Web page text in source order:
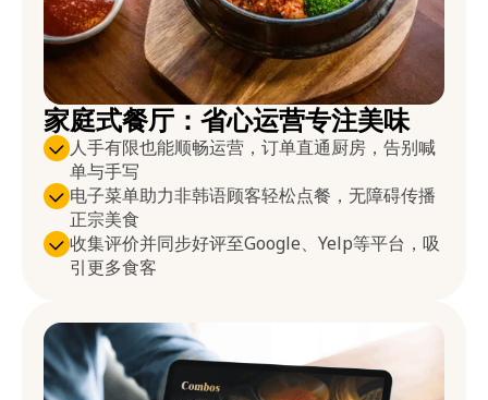
家庭式餐厅：省心运营专注美味
人手有限也能顺畅运营，订单直通厨房，告别喊
单与手写
电子菜单助力非韩语顾客轻松点餐，无障碍传播
正宗美食
收集评价并同步好评至Google、Yelp等平台，吸
引更多食客